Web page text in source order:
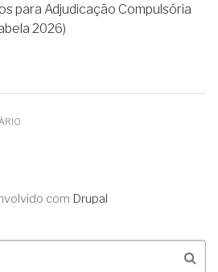
para Adjudicação Compulsória
2026)
com Drupal